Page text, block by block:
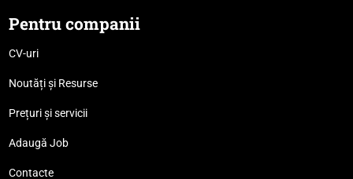
Pentru companii
CV-uri
Noutăți și Resurse
Prețuri și servicii
Adaugă Job
Contacte